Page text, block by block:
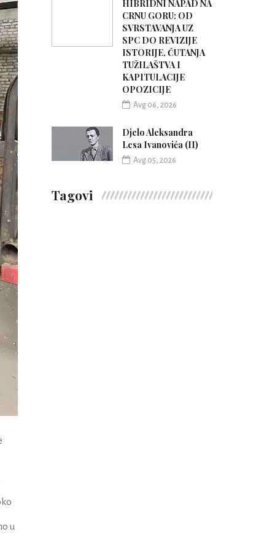
u
HIBRIDNI NAPAD NA
CRNU GORU: OD
SVRSTAVANJA UZ
SPC DO REVIZIJE
ISTORIJE, ĆUTANJA
TUŽILAŠTVA I
KAPITULACIJE
OPOZICIJE
Avg 06, 2026
Djelo Aleksandra
Lesa Ivanovića (II)
Avg 05, 2026
Tagovi